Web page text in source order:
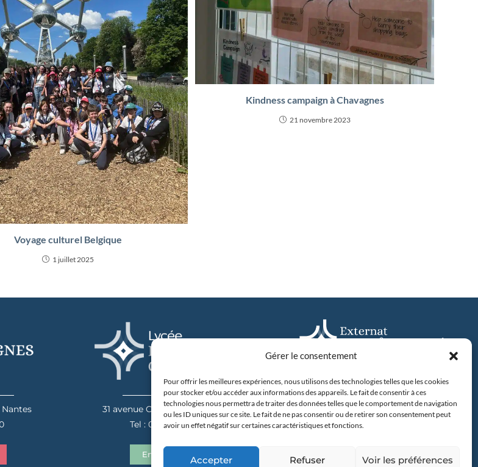
Gérer le consentement
Pour offrir les meilleures expériences, nous utilisons des technologies telles que les cookies
pour stocker et/ou accéder aux informations des appareils. Le fait de consentir à ces
technologies nous permettra de traiter des données telles que le comportement de navigation
ou les ID uniques sur ce site. Le fait de ne pas consentir ou de retirer son consentement peut
avoir un effet négatif sur certaines caractéristiques et fonctions.
Accepter Refuser Voir les préférences
Voyage culturel Belgique
1 juillet 2025
Kindness campaign à Chavagnes
21 novembre 2023
Nantes
31 avenue Camus, 44042 Nantes
Tel : 02 40 20 00 60
En savoir plus
31 avenue Camus, 44042 Nantes
Tel : 02 40 20 00 60